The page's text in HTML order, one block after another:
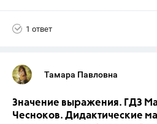
1 ответ
Тамара Павловна
Значение выражения. ГДЗ
Чесноков. Дидактические